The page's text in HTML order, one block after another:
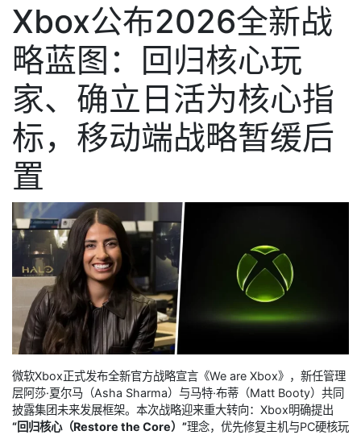
Xbox公布2026全新战
略蓝图：回归核心玩
家、确立日活为核心指
标，移动端战略暂缓后
置
微软Xbox正式发布全新官方战略宣言《We are Xbox》，新任管理
层阿莎·夏尔马（Asha Sharma）与马特·布蒂（Matt Booty）共同
披露集团未来发展框架。本次战略迎来重大转向：Xbox明确提出
“回归核心（Restore the Core）”理念，优先修复主机与PC硬核玩